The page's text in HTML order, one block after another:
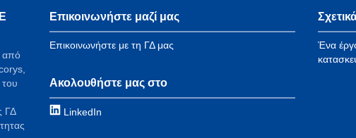
από
ΓΔ
Επικοινωνήστε μαζί μας
Επικοινωνήστε με τη ΓΔ μας
Ακολουθήστε μας στο
LinkedIn
Ένα